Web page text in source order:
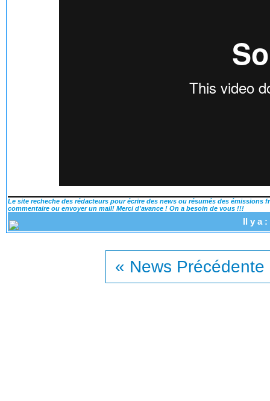
Le site recheche des rédacteurs pour écrire des news ou résumés des
commentaire ou envoyer un mail! Merci d'avance ! On a besoin de vous !!!
Il y a
« News Précédente